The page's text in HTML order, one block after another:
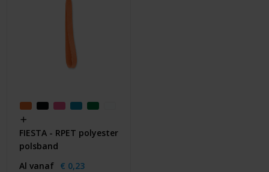
FIESTA - RPET polyester
polsband
Al vanaf € 0,23